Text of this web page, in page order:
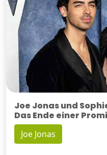
Joe Jonas und
Das Ende einer
Joe Jonas